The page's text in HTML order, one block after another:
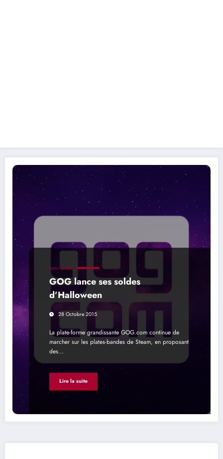
NON CLASSÉ
GOG lance ses soldes
d’Halloween
28 Octobre 2015
La plate-forme grandissante GOG.com continue de
marcher sur les plates-bandes de Steam, en proposant
des…
Lire la suite